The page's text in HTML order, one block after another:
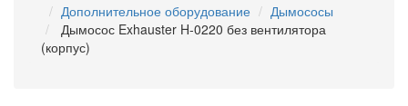
Дополнительное оборудование
Дымососы
Дымосос Exhauster H-0220 без вентилятора
(корпус)